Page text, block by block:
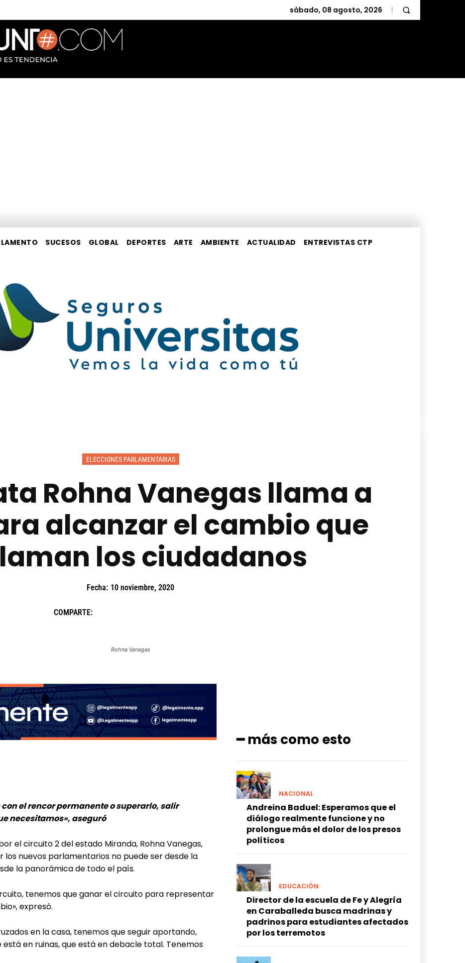
sábado, 08 agosto, 2026
SUCESOS GLOBAL DEPORTES ARTE AMBIENTE ACTUALIDAD ENTREVISTAS CTP
ELECCIONES PARLAMENTARIAS
Rohna Vanegas llama a
alcanzar el cambio que
los ciudadanos
Fecha: 10 noviembre, 2020
COMPARTE:
Rohna Vanegas
el rencor permanente o superarlo, salir
necesitamos», aseguró
el circuito 2 del estado Miranda, Rohna Vanegas,
los nuevos parlamentarios no puede ser desde la
la panorámica de todo el país.
tenemos que ganar el circuito para representar
expresó.
en la casa, tenemos que seguir aportando,
en ruinas, que está en debacle total. Tenemos
━ más como esto
NACIONAL
Andreina Baduel: Esperamos que el
diálogo realmente funcione y no
prolongue más el dolor de los presos
políticos
EDUCACIÓN
Director de la escuela de Fe y Alegría
en Caraballeda busca madrinas y
padrinos para estudiantes afectados
por los terremotos